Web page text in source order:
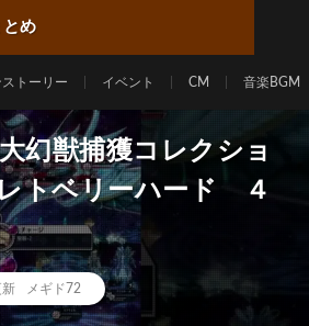
め
ストーリー イベント CM 音楽BGM
幻獣捕獲コレクショ
トベリーハード ４
新 メギド72